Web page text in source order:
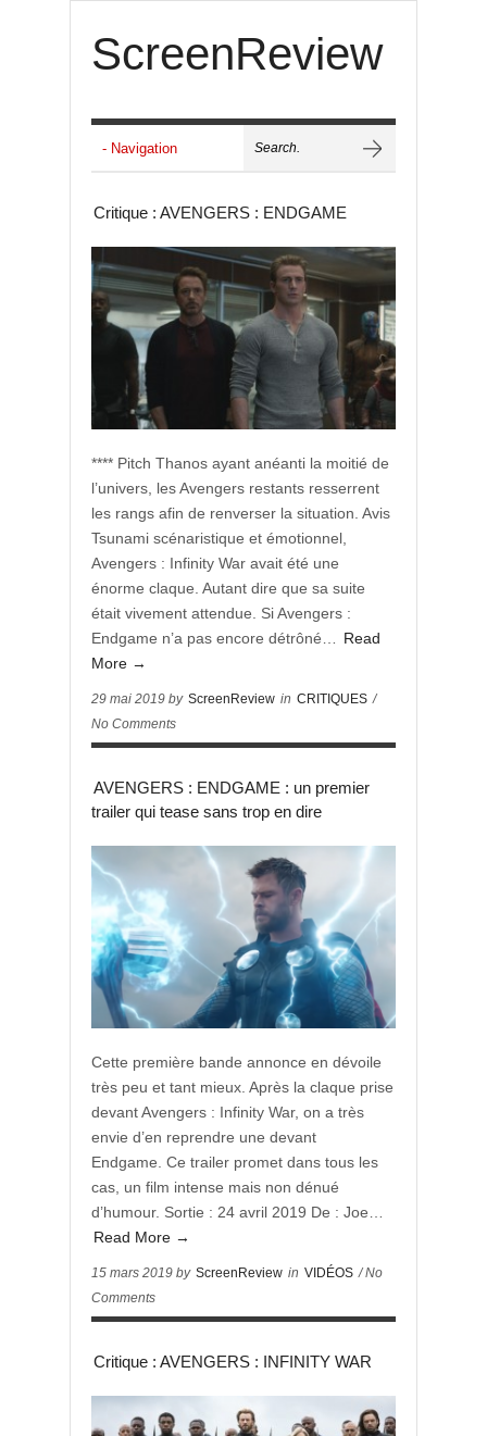
ScreenReview
Critique : AVENGERS : ENDGAME
**** Pitch Thanos ayant anéanti la moitié de
l’univers, les Avengers restants resserrent
les rangs afin de renverser la situation. Avis
Tsunami scénaristique et émotionnel,
Avengers : Infinity War avait été une
énorme claque. Autant dire que sa suite
était vivement attendue. Si Avengers :
Endgame n’a pas encore détrôné…
Read
More →
29 mai 2019 by ScreenReview in CRITIQUES /
No Comments
AVENGERS : ENDGAME : un premier
trailer qui tease sans trop en dire
Cette première bande annonce en dévoile
très peu et tant mieux. Après la claque prise
devant Avengers : Infinity War, on a très
envie d’en reprendre une devant
Endgame. Ce trailer promet dans tous les
cas, un film intense mais non dénué
d’humour. Sortie : 24 avril 2019 De : Joe…
Read More →
15 mars 2019 by ScreenReview in VIDÉOS / No
Comments
Critique : AVENGERS : INFINITY WAR